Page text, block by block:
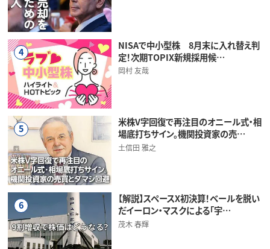
4
NISAで中小型株 8月末に入れ替え判
定！次期TOPIX新規採用候…
岡村 友哉
5
米株V字回復で再注目のオニール式・相
場底打ちサイン。機関投資家の売…
土信田 雅之
6
【解説】スペースX初決算！ベールを脱い
だイーロン・マスクによる「宇…
茂木 春輝